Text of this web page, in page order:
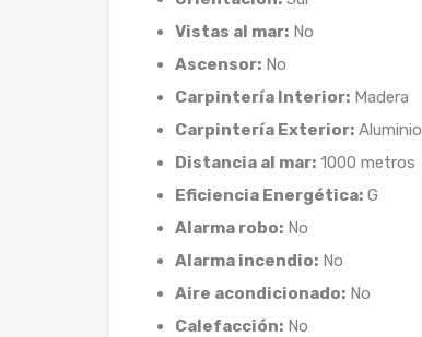
Vistas al mar: No
Ascensor: No
Carpintería Interior: Madera
Carpintería Exterior: Aluminio
Distancia al mar: 1000 metros
Eficiencia Energética: G
Alarma robo: No
Alarma incendio: No
Aire acondicionado: No
Calefacción: No